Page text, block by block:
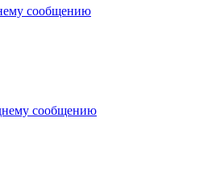
сообщению
сообщению